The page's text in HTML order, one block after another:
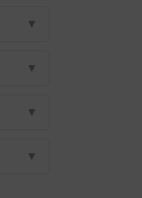
▼
▼
▼
▼